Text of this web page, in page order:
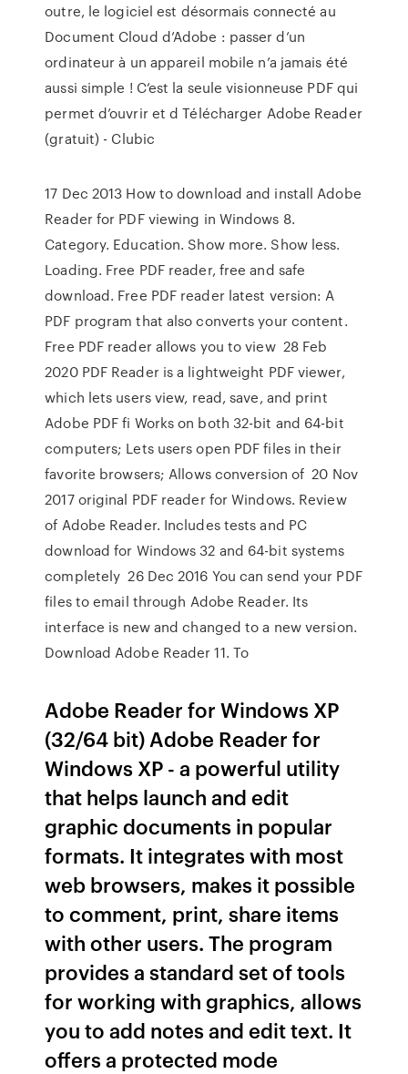
outre, le logiciel est désormais connecté au
Document Cloud d’Adobe : passer d’un
ordinateur à un appareil mobile n’a jamais été
aussi simple ! C’est la seule visionneuse PDF qui
permet d’ouvrir et d Télécharger Adobe Reader
(gratuit) - Clubic
17 Dec 2013 How to download and install Adobe
Reader for PDF viewing in Windows 8.
Category. Education. Show more. Show less.
Loading. Free PDF reader, free and safe
download. Free PDF reader latest version: A
PDF program that also converts your content.
Free PDF reader allows you to view 28 Feb
2020 PDF Reader is a lightweight PDF viewer,
which lets users view, read, save, and print
Adobe PDF fi Works on both 32-bit and 64-bit
computers; Lets users open PDF files in their
favorite browsers; Allows conversion of 20 Nov
2017 original PDF reader for Windows. Review
of Adobe Reader. Includes tests and PC
download for Windows 32 and 64-bit systems
completely 26 Dec 2016 You can send your PDF
files to email through Adobe Reader. Its
interface is new and changed to a new version.
Download Adobe Reader 11. To
Adobe Reader for Windows XP
(32/64 bit) Adobe Reader for
Windows XP - a powerful utility
that helps launch and edit
graphic documents in popular
formats. It integrates with most
web browsers, makes it possible
to comment, print, share items
with other users. The program
provides a standard set of tools
for working with graphics, allows
you to add notes and edit text. It
offers a protected mode